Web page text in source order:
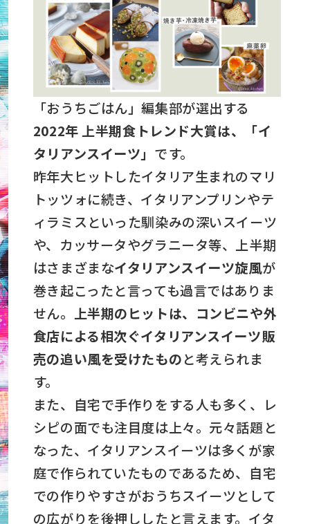
「おうちごはん」編集部が選出する
2022年上半期食トレンド大賞は、「イ
タリアンスイーツ」 です。
昨年大ヒットしたイタリア生まれのマリ
トッツォに続き、イタリアンプリンやテ
ィラミスといった馴染みの深いスイーツ
や、カッサータやグラニータ等、上半期
はさまざまなイタリアンスイーツ旋風が
巻き起こったと言っても過言ではありま
せん。 上半期のヒットは、コンビニや外
食店による相次ぐイタリアンスイーツ販
売の追い風を受けたものと考えられま
す。
また、自宅で手作りをする人も多く、レ
シピの面でも注目度は上々。元々話題と
なった、イタリアンスイーツは多くが家
庭で作られていたものであるため、自宅
での作りやすさがおうちスイーツとして
の広がりを後押ししたと言えます。イタ